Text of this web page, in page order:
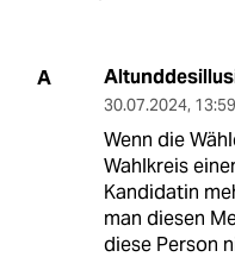
A
30.07.2024,
Wenn die
Wahlkreis
Kandidatin
man diesen
diese Person